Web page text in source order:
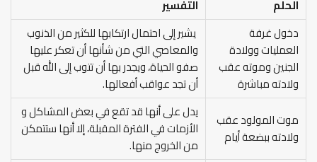
الحلم
التفسير
دخول غرفة
العمليات وولادة
الجنين وموته عقب
ولادته مباشرة
يشير إلى احتمال ارتكابها للكثير من الذنوب
والمعاصي التي من شأنها أن تعكر عليها
صفو الحياة، ويجدر بها أن تتوب إلى الله قبل
أن تجد عواقب أفعالها.
موت المولود عقب
ولادته ببضعة أيام
يدل على أنها قد تقع في بعض المشاكل و
الأزمات في الفترة المقبلة، إلا أنها ستتمكن
من الخروج منها.